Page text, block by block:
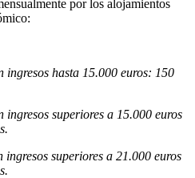
por los alojamientos
hasta 15.000 euros: 150
superiores a 15.000 euros
superiores a 21.000 euros